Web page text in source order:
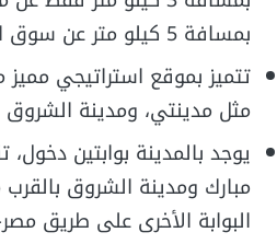
بمسافة 5 كيلو متر عن سوق العبور
تتميز بموقع استراتيجي
مثل مدينتي، ومدينة الشروق
يوجد بالمدينة بوابتين
مبارك ومدينة الشروق
البوابة الأخرى على طريق